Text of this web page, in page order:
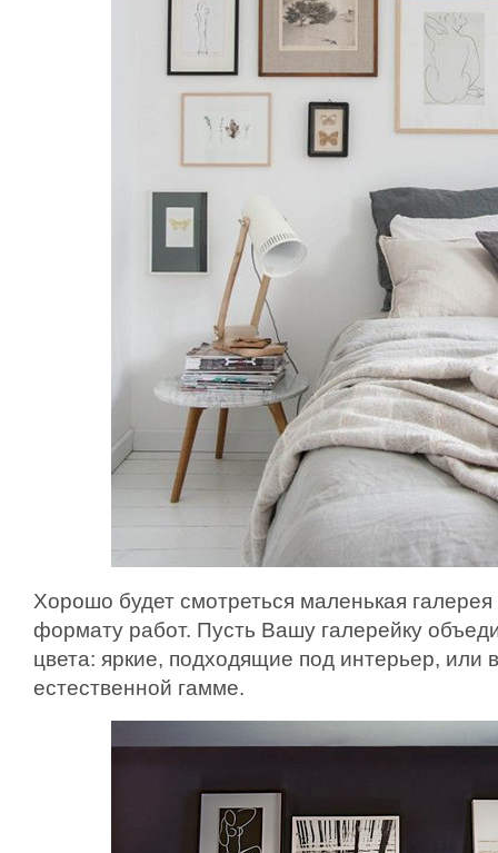
Хорошо будет смотреться маленькая
формату работ. Пусть Вашу галерейку
цвета: яркие, подходящие под интерьер, или
естественной гамме.